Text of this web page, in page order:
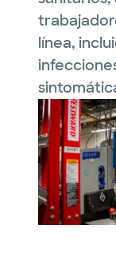
línea,